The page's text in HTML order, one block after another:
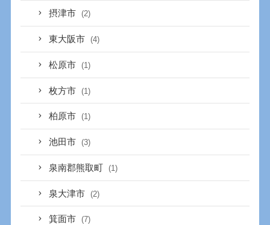
摂津市 (2)
東大阪市 (4)
松原市 (1)
枚方市 (1)
柏原市 (1)
池田市 (3)
泉南郡熊取町 (1)
泉大津市 (2)
箕面市 (7)